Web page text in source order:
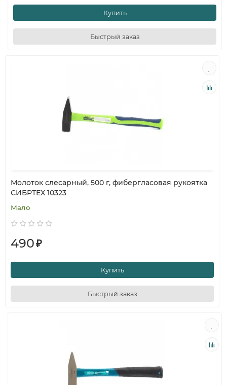
Купить
Быстрый заказ
Молоток слесарный, 500 г, фибергласовая рукоятка
СИБРТЕХ 10323
Мало
490₽
Купить
Быстрый заказ